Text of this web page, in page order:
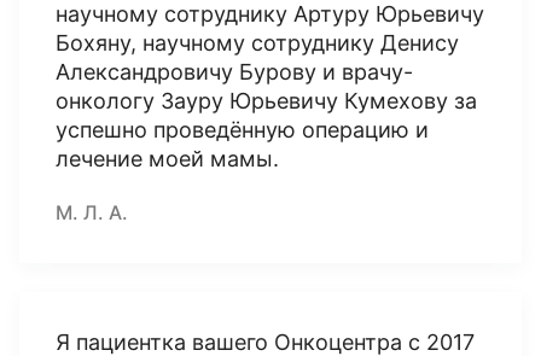
научному сотруднику Артуру Юрьевичу
Бохяну, научному сотруднику Денису
Александровичу Бурову и врачу-
онкологу Зауру Юрьевичу Кумехову за
успешно проведённую операцию и
лечение моей мамы.
М. Л. А.
Я пациентка вашего Онкоцентра с 2017